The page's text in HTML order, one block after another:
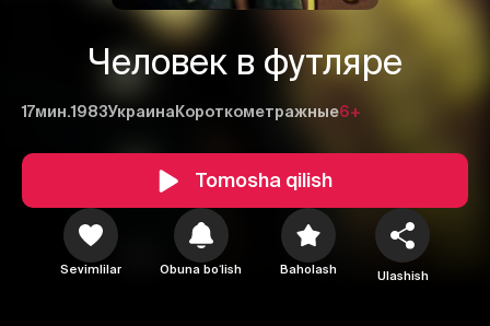
Человек в футляре
17мин.1983Украина Короткометражные6+
Tomosha qilish
Sevimlilar Obuna boʻlish Baholash Ulashish